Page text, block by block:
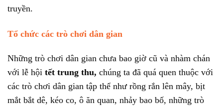
truyền.
Tổ chức các trò chơi dân gian
Những trò chơi dân gian chưa bao giờ cũ và nhàm chán
với lễ hội tết trung thu, chúng ta đã quá quen thuộc với
các trò chơi dân gian tập thể như rồng rắn lên mây, bịt
mắt bắt dê, kéo co, ô ăn quan, nhảy bao bố, những trò